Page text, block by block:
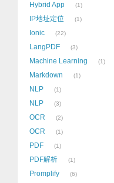
Hybrid App 1
IP地址定位 1
Ionic 22
LangPDF 3
Machine Learning 1
Markdown 1
NLP 1
NLP 3
OCR 2
OCR 1
PDF 1
PDF解析 1
Promplify 6